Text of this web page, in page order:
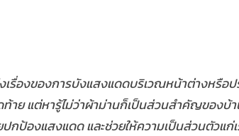
องของการบังแสงแดดบริเวณหน้าต่างหรือป
าย แต่หารู้ไม่ว่าผ้าม่านก็เป็นส่วนสำคัญของ
ป้องแสงแดด และช่วยให้ความเป็นส่วนตัวแก่